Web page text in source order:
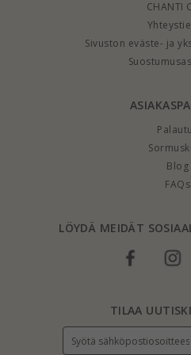
CHANTI
Sivuston eväste- ja
Blog
FAQs
LÖYDÄ MEIDÄT
TILAA